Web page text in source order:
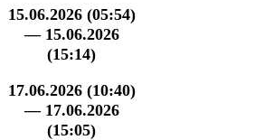
15.06.2026 (05:54)
— 15.06.2026
(15:14)
17.06.2026 (10:40)
— 17.06.2026
(15:05)